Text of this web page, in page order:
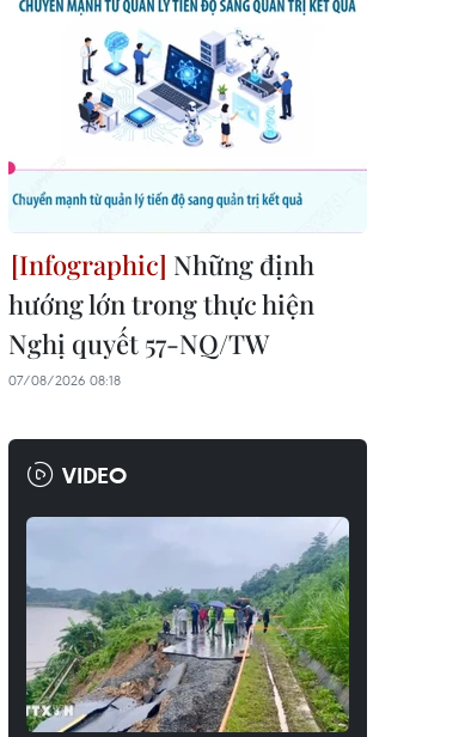
Những định
hướng lớn trong thực hiện
Nghị quyết 57-NQ/TW
07/08/2026 08:18
VIDEO